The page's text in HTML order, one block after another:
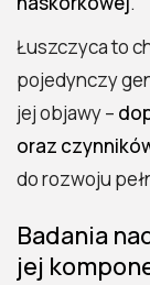
Łuszczyca to
pojedynczy
jej objawy –
oraz
do rozwoju
Badania
jej